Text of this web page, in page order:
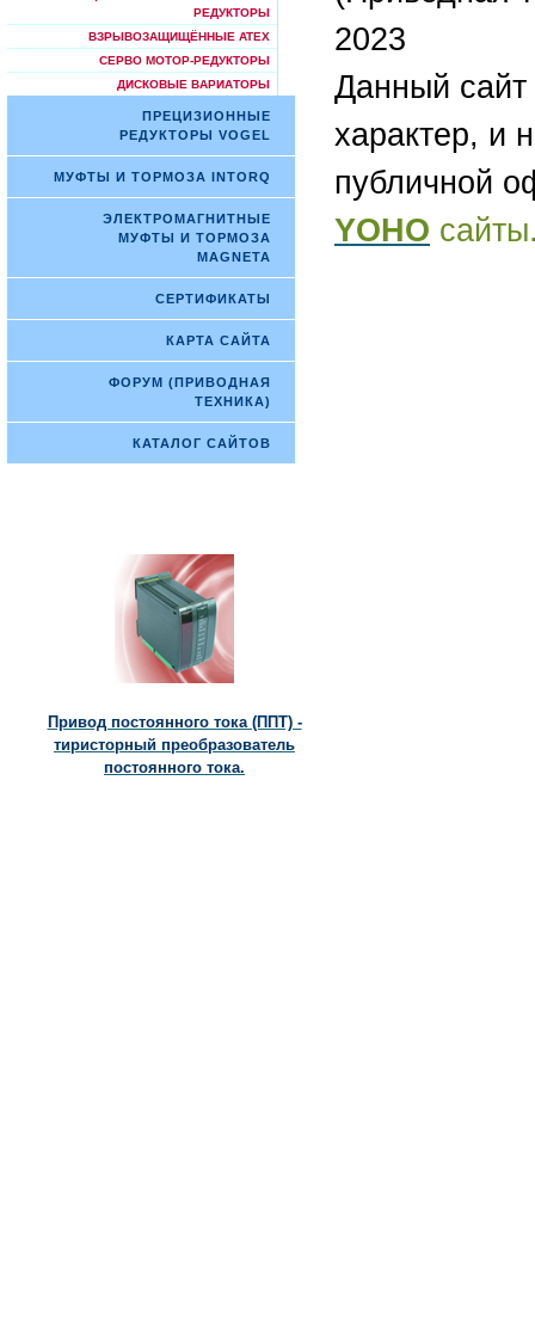
РЕДУКТОРЫ
ВЗРЫВОЗАЩИЩЁННЫЕ ATEX
СЕРВО МОТОР-РЕДУКТОРЫ
ДИСКОВЫЕ ВАРИАТОРЫ
ПРЕЦИЗИОННЫЕ
РЕДУКТОРЫ VOGEL
МУФТЫ И ТОРМОЗА INTORQ
ЭЛЕКТРОМАГНИТНЫЕ
МУФТЫ И ТОРМОЗА
MAGNETA
СЕРТИФИКАТЫ
КАРТА САЙТА
ФОРУМ (ПРИВОДНАЯ
ТЕХНИКА)
КАТАЛОГ САЙТОВ
Привод постоянного тока (ППТ) -
тиристорный преобразователь
постоянного тока.
2023
Данный
характер, и
публичной
YOHO